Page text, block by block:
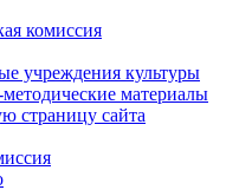
комиссия
учреждения культуры
материалы
страницу сайта